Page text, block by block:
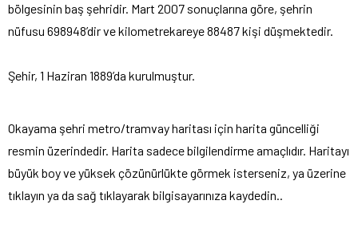
bölgesinin baş şehridir. Mart 2007 sonuçlarına göre, şehrin
nüfusu 698948’dir ve kilometrekareye 88487 kişi düşmektedir.
Şehir, 1 Haziran 1889’da kurulmuştur.
Okayama şehri metro/tramvay haritası için harita güncelliği
resmin üzerindedir. Harita sadece bilgilendirme amaçlıdır. Haritayı
büyük boy ve yüksek çözünürlükte görmek isterseniz, ya üzerine
tıklayın ya da sağ tıklayarak bilgisayarınıza kaydedin..